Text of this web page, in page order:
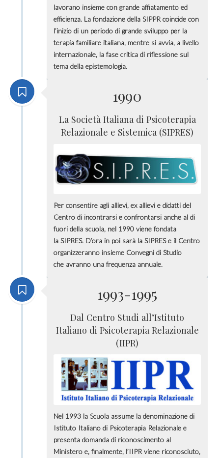
lavorano insieme con grande affiatamento ed
efficienza. La fondazione della SIPPR coincide con
l’inizio di un periodo di grande sviluppo per la
terapia familiare italiana, mentre si avvia, a livello
internazionale, la fase critica di riflessione sul
tema della epistemologia.
1990
La Società Italiana di Psicoterapia
Relazionale e Sistemica (SIPRES)
Per consentire agli allievi, ex allievi e didatti del
Centro di incontrarsi e confrontarsi anche al di
fuori della scuola, nel 1990 viene fondata
la SIPRES. D’ora in poi sarà la SIPRES e il Centro
organizzeranno insieme Convegni di Studio
che avranno una frequenza annuale.
1993-1995
Dal Centro Studi all’Istituto
Italiano di Psicoterapia Relazionale
(IIPR)
Nel 1993 la Scuola assume la denominazione di
Istituto Italiano di Psicoterapia Relazionale e
presenta domanda di riconoscimento al
Ministero e, finalmente, l’IIPR viene riconosciuto,